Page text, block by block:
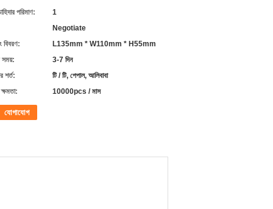
পরিমাণ:
1
Negotiate
বিবরণ:
L135mm * W110mm * H55mm
সময়:
3-7 দিন
শর্ত:
টি / টি, পেপাল, আলিবাবা
10000pcs / মাস
যোগাযোগ